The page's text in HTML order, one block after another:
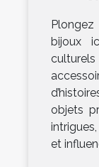
bijoux
objets
et